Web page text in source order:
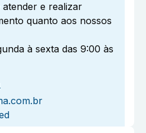
e realizar
quanto aos nossos
à sexta das 9:00 às